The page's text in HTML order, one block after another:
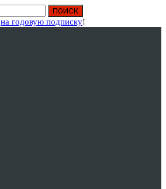
на годовую подписку!